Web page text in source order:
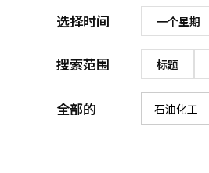
选择时间 一个星期
搜索范围 标题
全部的